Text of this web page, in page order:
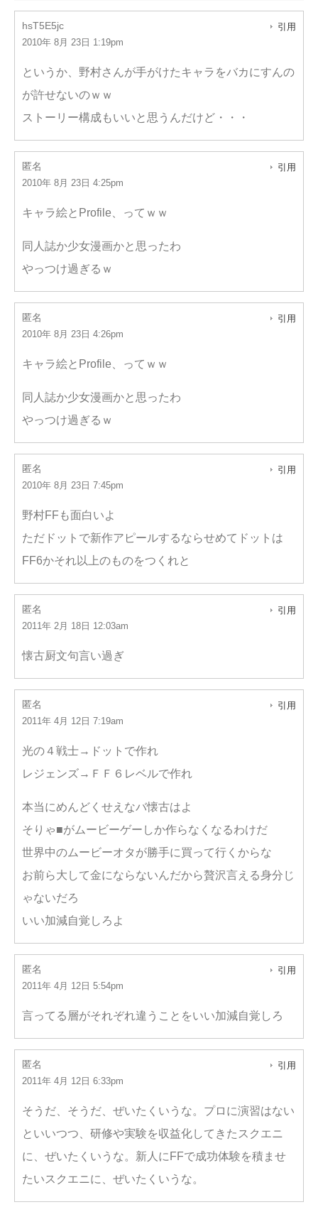
hsT5E5jc
2010年 8月 23日 1:19pm
引用
というか、野村さんが手がけたキャラをバカにすんの
が許せないのｗｗ
ストーリー構成もいいと思うんだけど・・・
匿名
2010年 8月 23日 4:25pm
引用
キャラ絵とProfile、ってｗｗ
同人誌か少女漫画かと思ったわ
やっつけ過ぎるｗ
匿名
2010年 8月 23日 4:26pm
引用
キャラ絵とProfile、ってｗｗ
同人誌か少女漫画かと思ったわ
やっつけ過ぎるｗ
匿名
2010年 8月 23日 7:45pm
引用
野村FFも面白いよ
ただドットで新作アピールするならせめてドットは
FF6かそれ以上のものをつくれと
匿名
2011年 2月 18日 12:03am
引用
懐古厨文句言い過ぎ
匿名
2011年 4月 12日 7:19am
引用
光の４戦士→ドットで作れ
レジェンズ→ＦＦ６レベルで作れ
本当にめんどくせえなバ懐古はよ
そりゃ■がムービーゲーしか作らなくなるわけだ
世界中のムービーオタが勝手に買って行くからな
お前ら大して金にならないんだから贅沢言える身分じ
ゃないだろ
いい加減自覚しろよ
匿名
2011年 4月 12日 5:54pm
引用
言ってる層がそれぞれ違うことをいい加減自覚しろ
匿名
2011年 4月 12日 6:33pm
引用
そうだ、そうだ、ぜいたくいうな。プロに演習はない
といいつつ、研修や実験を収益化してきたスクエニ
に、ぜいたくいうな。新人にFFで成功体験を積ませ
たいスクエニに、ぜいたくいうな。